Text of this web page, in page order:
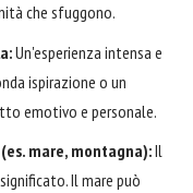
che sfuggono.
Un'esperienza intensa e
ispirazione o un
emotivo e personale.
mare, montagna):Il
Il mare può